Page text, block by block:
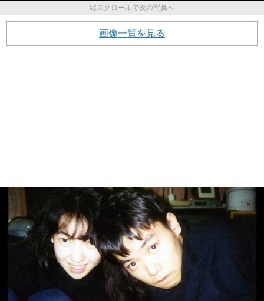
縦スクロールで次の写真へ
画像一覧を見る